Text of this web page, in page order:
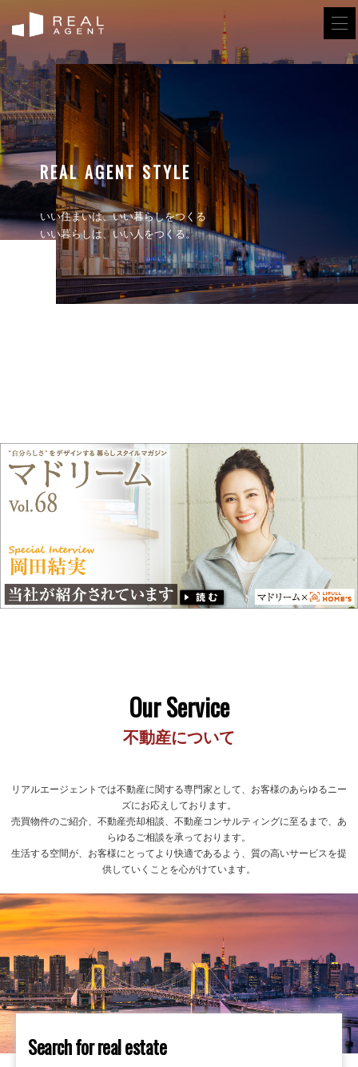
REAL AGENT STYLE
いい住まいは、いい暮らしをつくる
いい暮らしは、いい人をつくる。
Our Service
不動産について
リアルエージェントでは不動産に関する専門家として、お客様のあらゆるニー
ズにお応えしております。
売買物件のご紹介、不動産売却相談、不動産コンサルティングに至るまで、あ
らゆるご相談を承っております。
生活する空間が、お客様にとってより快適であるよう、質の高いサービスを提
供していくことを心がけています。
Search for real estate